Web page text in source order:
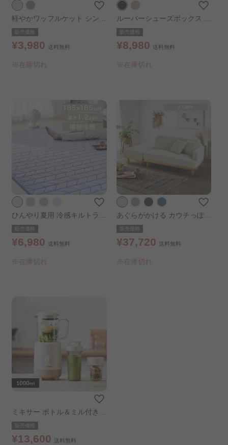
軽やかワッフルケット シング
ル アイボリー
販売価格
¥3,980 送料無料
※在庫切れ
ルーバーシューズボックス ブ
ラウン
販売価格
¥8,980 送料無料
※在庫切れ
ひんやり夏用 冷感キルトラグ
185×185cm ブルー
販売価格
¥6,980 送料無料
※在庫切れ
あぐらがかける カウチっぽソ
ファ ベージュ
販売価格
¥37,720 送料無料
※在庫切れ
ミキサー ボトル＆ミル付き
アイボリー
販売価格
¥13,600 送料無料